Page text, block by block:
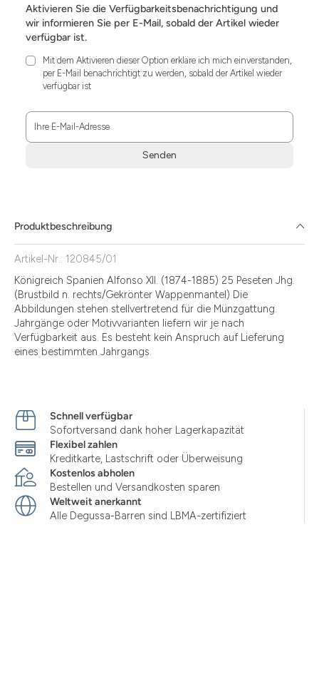
Aktivieren Sie die Verfügbarkeitsbenachrichtigung und
wir informieren Sie per E-Mail, sobald der Artikel wieder
verfügbar ist.
Mit dem Aktivieren dieser Option erkläre ich mich einverstanden,
per E-Mail benachrichtigt zu werden, sobald der Artikel wieder
verfügbar ist
Ihre E-Mail-Adresse
Senden
die
Zustimmung
aktivieren.
Produktbeschreibung
Artikel-Nr.: 120845/01
Königreich Spanien Alfonso XII. (1874-1885) 25 Peseten Jhg.
(Brustbild n. rechts/Gekrönter Wappenmantel) Die
Abbildungen stehen stellvertretend für die Münzgattung.
Jahrgänge oder Motivvarianten liefern wir je nach
Verfügbarkeit aus. Es besteht kein Anspruch auf Lieferung
eines bestimmten Jahrgangs.
Schnell verfügbar
Sofortversand dank hoher Lagerkapazität
Flexibel zahlen
Kreditkarte, Lastschrift oder Überweisung
Kostenlos abholen
Bestellen und Versandkosten sparen
Weltweit anerkannt
Alle Degussa-Barren sind LBMA-zertifiziert